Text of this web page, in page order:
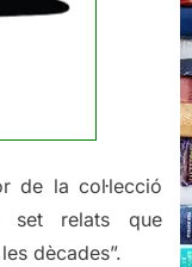
de la col·lecció
set relats que
dècades”.